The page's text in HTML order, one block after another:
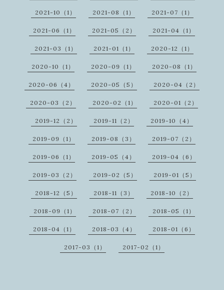
2021-10（1） 2021-08（1） 2021-07（1）
2021-06（1） 2021-05（2） 2021-04（1）
2021-03（1） 2021-01（1） 2020-12（1）
2020-10（1） 2020-09（1） 2020-08（1）
2020-06（4） 2020-05（5） 2020-04（2）
2020-03（2） 2020-02（1） 2020-01（2）
2019-12（2） 2019-11（2） 2019-10（4）
2019-09（1） 2019-08（3） 2019-07（2）
2019-06（1） 2019-05（4） 2019-04（6）
2019-03（2） 2019-02（5） 2019-01（5）
2018-12（5） 2018-11（3） 2018-10（2）
2018-09（1） 2018-07（2） 2018-05（1）
2018-04（1） 2018-03（4） 2018-01（6）
2017-03（1） 2017-02（1）